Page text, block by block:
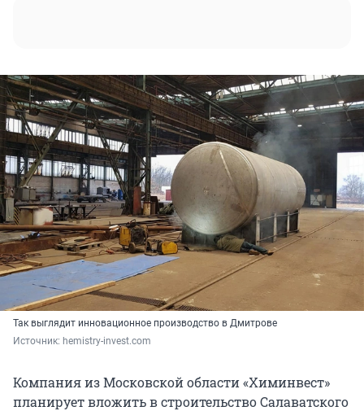
Так выглядит инновационное производство в Дмитрове
Источник: hemistry-invest.com
Компания из Московской области «Химинвест»
планирует вложить в строительство Салаватского